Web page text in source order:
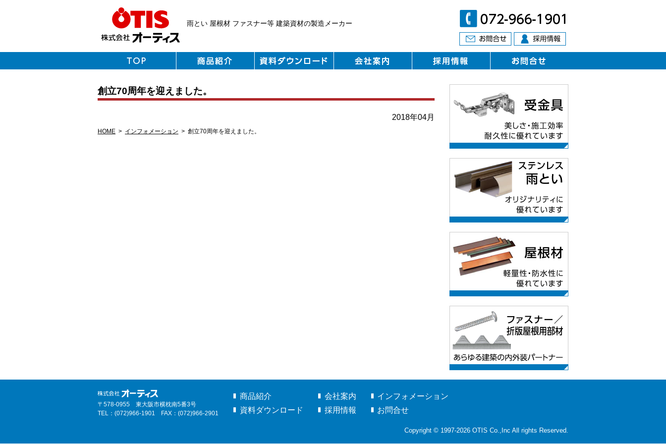
雨とい 屋根材 ファスナー等 建築資材の製造メーカー
創立70周年を迎えました。
2018年04月
HOME > インフォメーション > 創立70周年を迎えました。
〒578-0955 東大阪市横枕南5番3号
TEL：(072)966-1901 FAX：(072)966-2901
商品紹介
資料ダウンロード
会社案内
採用情報
インフォメーション
お問合せ
Copyright © 1997-2026 OTIS Co.,Inc All rights Reserved.